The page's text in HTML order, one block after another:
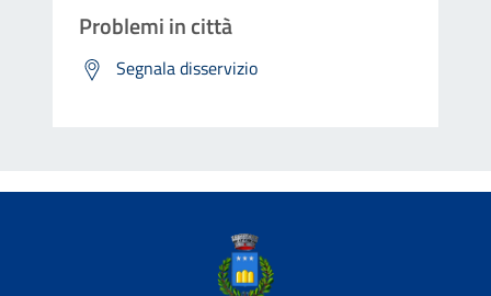
Problemi in città
Segnala disservizio